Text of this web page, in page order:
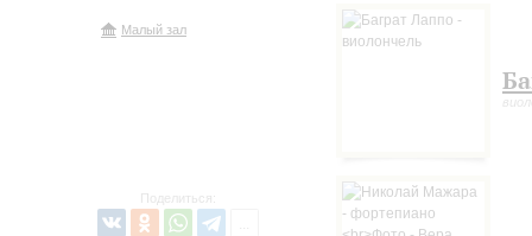
Малый зал
Поделиться: